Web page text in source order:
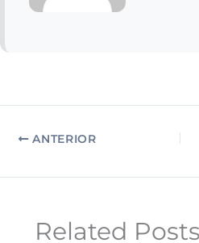
ANTERIOR
Related Posts